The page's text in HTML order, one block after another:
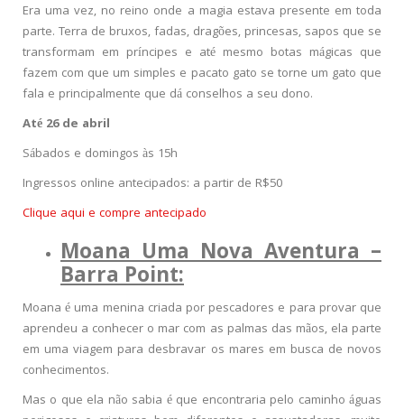
Era uma vez, no reino onde a magia estava presente em toda
parte. Terra de bruxos, fadas, dragões, princesas, sapos que se
transformam em príncipes e até mesmo botas mágicas que
fazem com que um simples e pacato gato se torne um gato que
fala e principalmente que dá conselhos a seu dono.
Até 26 de abril
Sábados e domingos às 15h
Ingressos online antecipados: a partir de R$50
Clique aqui e compre antecipado
Moana Uma Nova Aventura –
Barra Point:
Moana é uma menina criada por pescadores e para provar que
aprendeu a conhecer o mar com as palmas das mãos, ela parte
em uma viagem para desbravar os mares em busca de novos
conhecimentos.
Mas o que ela não sabia é que encontraria pelo caminho águas